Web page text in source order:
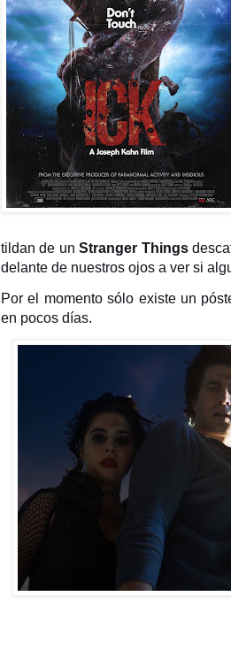
tildan de unStranger Things
delante de nuestros ojos a ver si
Por el momento sólo existe un
en pocos días.